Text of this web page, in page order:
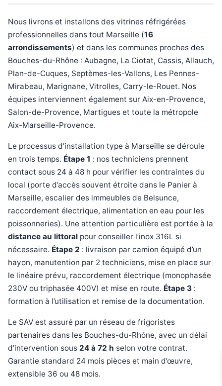
Nous livrons et installons des vitrines réfrigérées
professionnelles dans tout Marseille (16
arrondissements) et dans les communes proches des
Bouches-du-Rhône : Aubagne, La Ciotat, Cassis, Allauch,
Plan-de-Cuques, Septèmes-les-Vallons, Les Pennes-
Mirabeau, Marignane, Vitrolles, Carry-le-Rouet. Nos
équipes interviennent également sur Aix-en-Provence,
Salon-de-Provence, Martigues et toute la métropole
Aix-Marseille-Provence.
Le processus d’installation type à Marseille se déroule
en trois temps. Étape 1 : nos techniciens prennent
contact sous 24 à 48 h pour vérifier les contraintes du
local (porte d’accès souvent étroite dans le Panier à
Marseille, escalier des immeubles de Belsunce,
raccordement électrique, alimentation en eau pour les
poissonneries). Une attention particulière est portée à la
distance au littoral pour conseiller l’inox 316L si
nécessaire. Étape 2 : livraison par camion équipé d’un
hayon, manutention par 2 techniciens, mise en place sur
le linéaire prévu, raccordement électrique (monophasée
230V ou triphasée 400V) et mise en route. Étape 3 :
formation à l’utilisation et remise de la documentation.
Le SAV est assuré par un réseau de frigoristes
partenaires dans les Bouches-du-Rhône, avec un délai
d’intervention sous 24 à 72 h selon votre contrat.
Garantie standard 24 mois pièces et main d’œuvre,
extensible 36 ou 48 mois.